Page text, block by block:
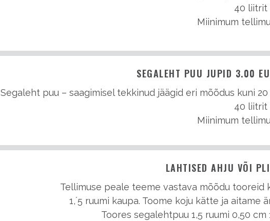
40 liitrit
Miinimum
SEGALEHT PUU JUPID 3.00
Segaleht puu – saagimisel tekkinud jäägid eri mõõdus kuni
40 liitrit
Miinimum
LAHTISED AHJU VÕI
Tellimuse peale teeme vastava mõõdu tooreid
1,´5 ruumi kaupa. Toome koju kätte ja aitame
Toores segalehtpuu 1,5 ruumi 0,50 cm